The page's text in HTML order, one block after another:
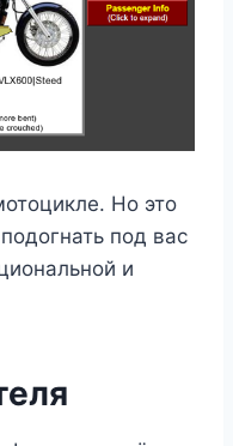
Но это
под вас
и